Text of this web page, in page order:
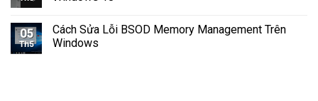
05
Th5
Cách Sửa Lỗi BSOD Memory Management Trên
Windows